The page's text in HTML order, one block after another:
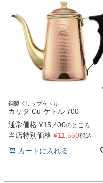
銅製ドリップケトル
カリタ Cu ケトル 700
通常価格 ¥15,400のところ
当店特別価格 ¥11,550税込
カートに入れる